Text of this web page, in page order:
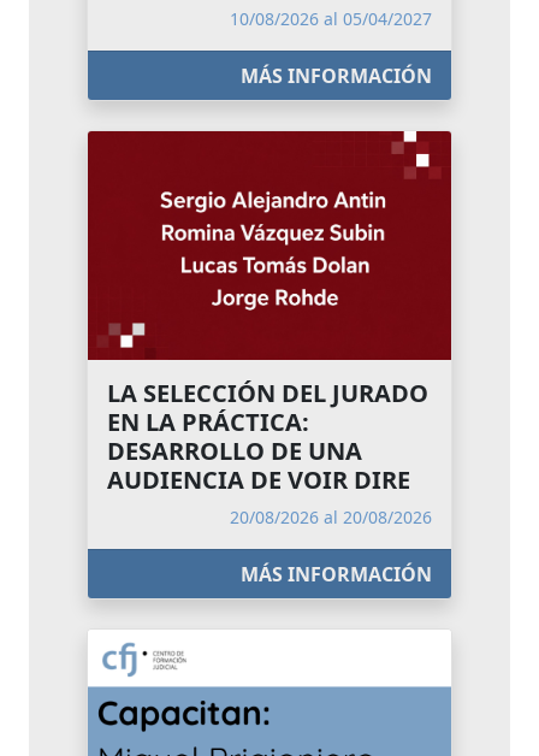
10/08/2026 al 05/04/2027
MÁS INFORMACIÓN
LA SELECCIÓN DEL JURADO
EN LA PRÁCTICA:
DESARROLLO DE UNA
AUDIENCIA DE VOIR DIRE
20/08/2026 al 20/08/2026
MÁS INFORMACIÓN